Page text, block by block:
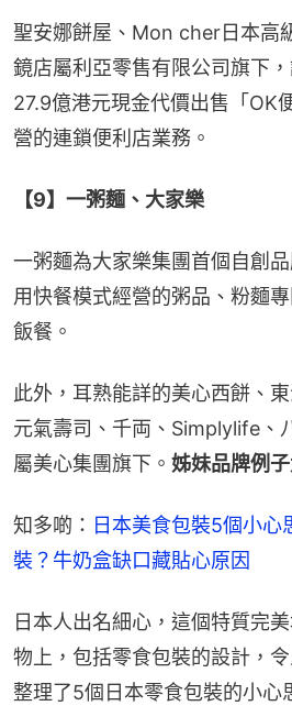
聖安娜餅屋、Mon cher日本高
鏡店屬利亞零售有限公司旗下
27.9億港元現金代價出售「OK
營的連鎖便利店業務。
【9】一粥麵、大家樂
一粥麵為大家樂集團首個自創
用快餐模式經營的粥品、粉麵
飯餐。
此外，耳熟能詳的美心西餅、
元氣壽司、千両、Simplylife、
屬美心集團旗下。 姊妹品牌例
知多啲： 日本美食包裝5個小心
裝？牛奶盒缺口藏貼心原因
日本人出名細心，這個特質完
物上，包括零食包裝的設計，
整理了5個日本零食包裝的小心